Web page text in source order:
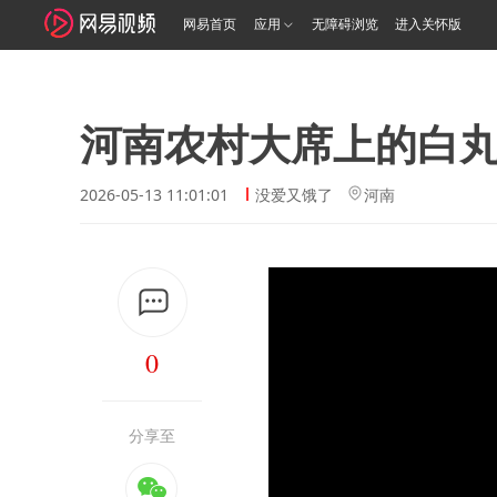
网易首页 应用 无障碍浏览 进入关怀版
河南农村大席上的白
2026-05-13 11:01:01 没爱又饿了 河南
0
分享至